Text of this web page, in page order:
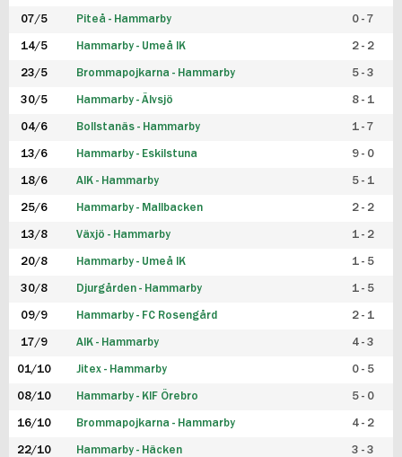
07/5 Piteå - Hammarby 0 - 7
14/5 Hammarby - Umeå IK 2 - 2
23/5 Brommapojkarna - Hammarby 5 - 3
30/5 Hammarby - Älvsjö 8 - 1
04/6 Bollstanäs - Hammarby 1 - 7
13/6 Hammarby - Eskilstuna 9 - 0
18/6 AIK - Hammarby 5 - 1
25/6 Hammarby - Mallbacken 2 - 2
13/8 Växjö - Hammarby 1 - 2
20/8 Hammarby - Umeå IK 1 - 5
30/8 Djurgården - Hammarby 1 - 5
09/9 Hammarby - FC Rosengård 2 - 1
17/9 AIK - Hammarby 4 - 3
01/10 Jitex - Hammarby 0 - 5
08/10 Hammarby - KIF Örebro 5 - 0
16/10 Brommapojkarna - Hammarby 4 - 2
22/10 Hammarby - Häcken 3 - 3